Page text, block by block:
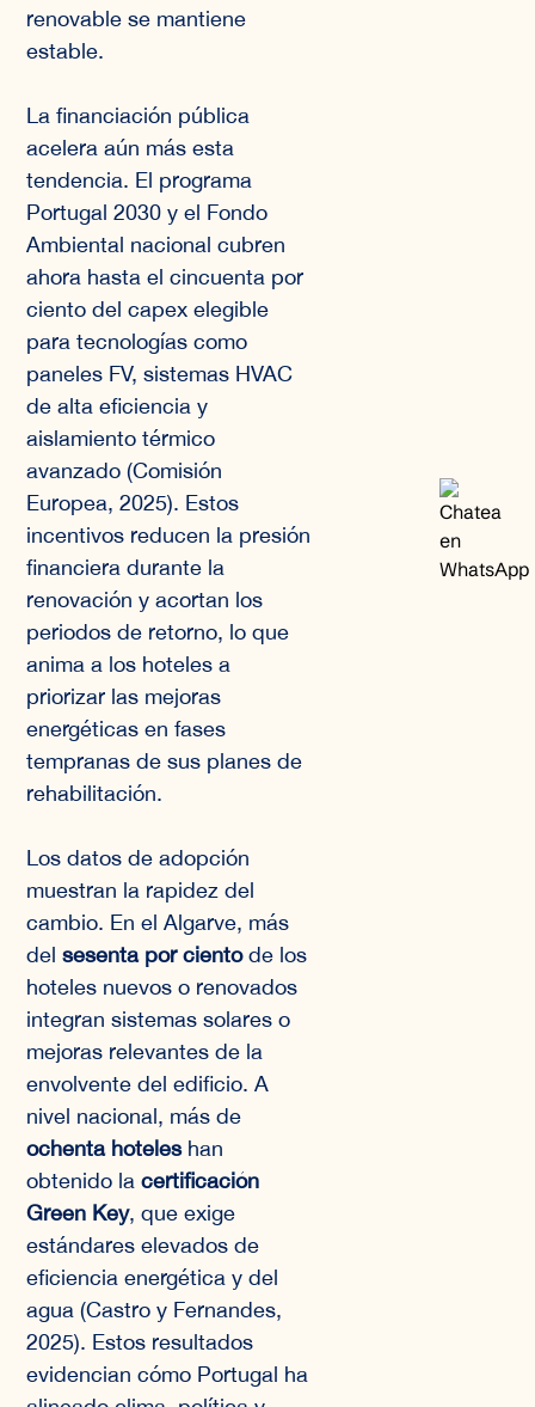
renovable se mantiene
estable.
La financiación pública
acelera aún más esta
tendencia. El programa
Portugal 2030 y el Fondo
Ambiental nacional cubren
ahora hasta el cincuenta por
ciento del capex elegible
para tecnologías como
paneles FV, sistemas HVAC
de alta eficiencia y
aislamiento térmico
avanzado (Comisión
Europea, 2025). Estos
incentivos reducen la presión
financiera durante la
renovación y acortan los
periodos de retorno, lo que
anima a los hoteles a
priorizar las mejoras
energéticas en fases
tempranas de sus planes de
rehabilitación.
Los datos de adopción
muestran la rapidez del
cambio. En el Algarve, más
delsesenta por cientode los
hoteles nuevos o renovados
integran sistemas solares o
mejoras relevantes de la
envolvente del edificio. A
nivel nacional, más de
ochenta hoteleshan
obtenido lacertificación
Green Key, que exige
estándares elevados de
eficiencia energética y del
agua (Castro y Fernandes,
2025). Estos resultados
evidencian cómo Portugal ha